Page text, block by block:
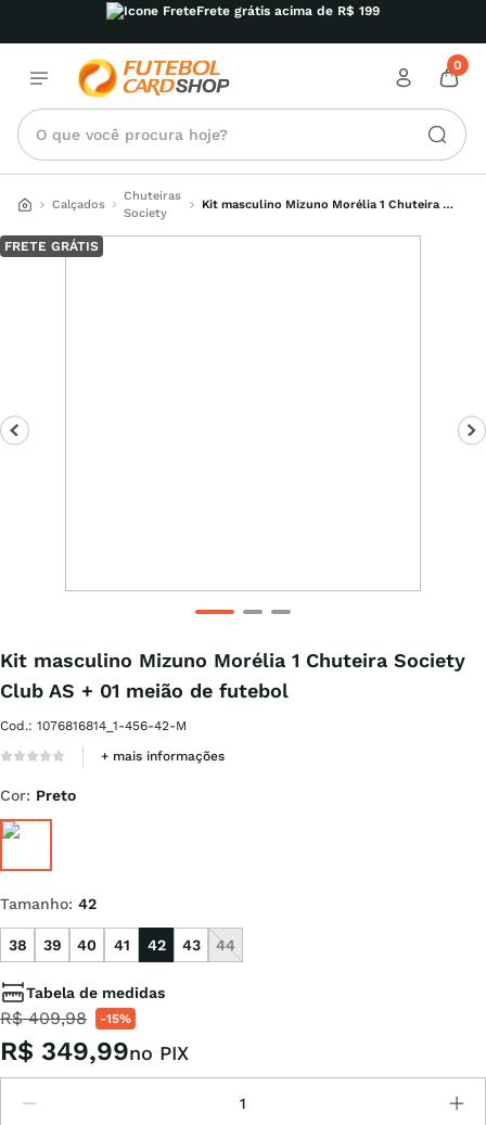
Frete grátis acima de R$ 199
0
O que você procura hoje?
Calçados
Chuteiras
Society
Kit masculino Mizuno Morélia 1 Chuteira
FRETE GRÁTIS
Kit masculino Mizuno Morélia 1 Chuteira Society
Club AS + 01 meião de futebol
Cod.: 1076816814_1-456-42-M
+ mais informações
Cor: Preto
Tamanho: 42
38 39 40 41 42 43 44
Tabela de medidas
R$ 409,98 -15%
R$ 349,99no PIX